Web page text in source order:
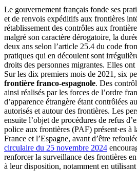
Le gouvernement français fonde ses
et de renvois expéditifs aux frontières
rétablissement des contrôles aux
malgré son caractère dérogatoire, la
deux ans selon l’article 25.4 du code
pratiques qui en découlent sont
droits des personnes migrantes. Elles
Sur les dix premiers mois de 2021, six
frontière franco-espagnole. Des
ainsi réalisés par les forces de l’ordre
d’apparence étrangère étant contrôlées
autorisés et autour des frontières. Les
ensuite l’objet de procédures de refus
police aux frontières (PAF) présent·es à
France et l’Espagne, avant d’être
circulaire du 25 novembre 2024
renforcer la surveillance des frontières
à leur disposition, notamment en utilisant